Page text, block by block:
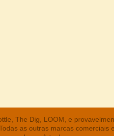
The Dig, LOOM, e
as outras marcas